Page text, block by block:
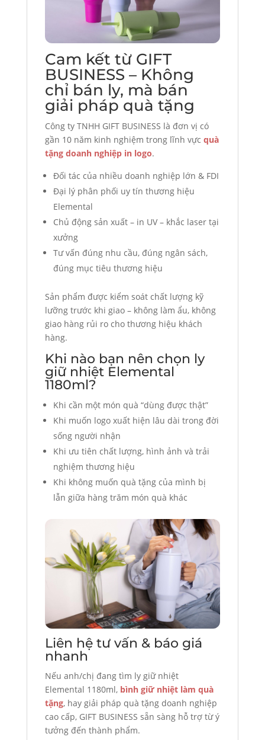
Cam kết từ GIFT
BUSINESS – Không
chỉ bán ly, mà bán
giải pháp quà tặng
Công ty TNHH GIFT BUSINESS là đơn vị có
gần 10 năm kinh nghiệm trong lĩnh vực quà
tặng doanh nghiệp in logo.
Đối tác của nhiều doanh nghiệp lớn & FDI
Đại lý phân phối uy tín thương hiệu
Elemental
Chủ động sản xuất – in UV – khắc laser tại
xưởng
Tư vấn đúng nhu cầu, đúng ngân sách,
đúng mục tiêu thương hiệu
Sản phẩm được kiểm soát chất lượng kỹ
lưỡng trước khi giao – không làm ẩu, không
giao hàng rủi ro cho thương hiệu khách
hàng.
Khi nào bạn nên chọn ly
giữ nhiệt Elemental
1180ml?
Khi cần một món quà “dùng được thật”
Khi muốn logo xuất hiện lâu dài trong đời
sống người nhận
Khi ưu tiên chất lượng, hình ảnh và trải
nghiệm thương hiệu
Khi không muốn quà tặng của mình bị
lẫn giữa hàng trăm món quà khác
Liên hệ tư vấn & báo giá
nhanh
Nếu anh/chị đang tìm ly giữ nhiệt
Elemental 1180ml, bình giữ nhiệt làm quà
tặng, hay giải pháp quà tặng doanh nghiệp
cao cấp, GIFT BUSINESS sẵn sàng hỗ trợ từ ý
tưởng đến thành phẩm.